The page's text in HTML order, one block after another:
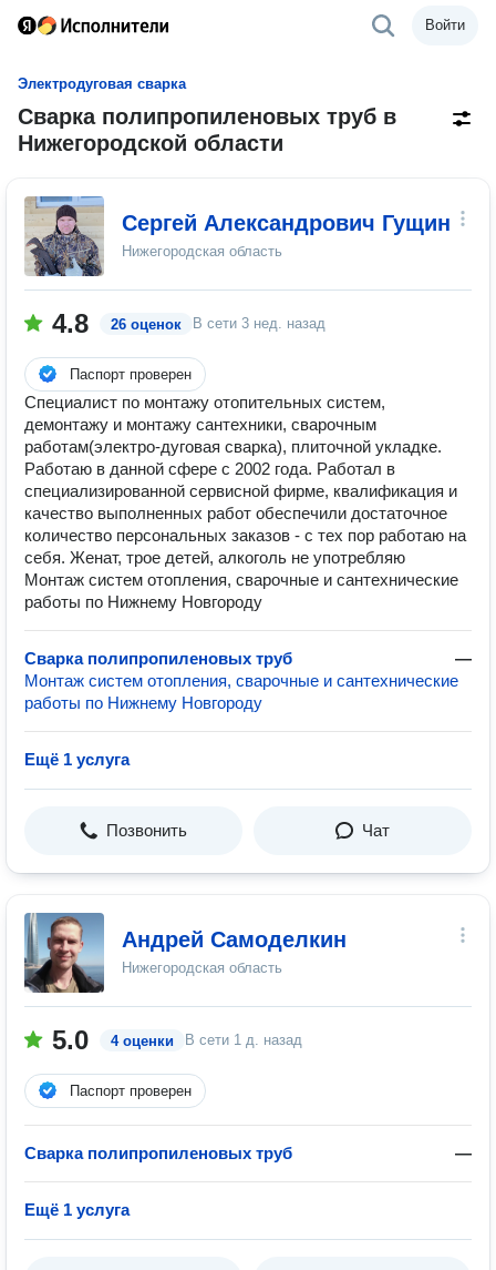
Войти
Электродуговая сварка
Сварка полипропиленовых труб в
Нижегородской области
Сергей Александрович Гущин
Нижегородская область
4.8 26 оценок В сети 3 нед. назад
Паспорт проверен
Специалист по монтажу отопительных систем,
демонтажу и монтажу сантехники, сварочным
работам(электро-дуговая сварка), плиточной укладке.
Работаю в данной сфере с 2002 года. Работал в
специализированной сервисной фирме, квалификация и
качество выполненных работ обеспечили достаточное
количество персональных заказов - с тех пор работаю на
себя. Женат, трое детей, алкоголь не употребляю
Монтаж систем отопления, сварочные и сантехнические
работы по Нижнему Новгороду
Сварка полипропиленовых труб
—
Монтаж систем отопления, сварочные и сантехнические
работы по Нижнему Новгороду
Ещё 1 услуга
Позвонить Чат
Андрей Самоделкин
Нижегородская область
5.0 4 оценки В сети 1 д. назад
Паспорт проверен
Сварка полипропиленовых труб —
Ещё 1 услуга